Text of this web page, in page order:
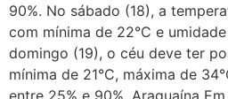
90%. No sábado (18), a
com mínima de 22°C e
domingo (19), o céu deve ter
mínima de 21°C, máxima de